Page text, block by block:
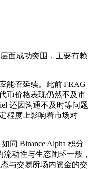
面成功突围，主要有赖
能否延续。此前 FRAG
币价格表现仍然不及市
还因沟通不及时等问题
程度上影响着市场对
同 Binance Alpha 积分
动性与生态闭环一般，
与交易所场内资金的交